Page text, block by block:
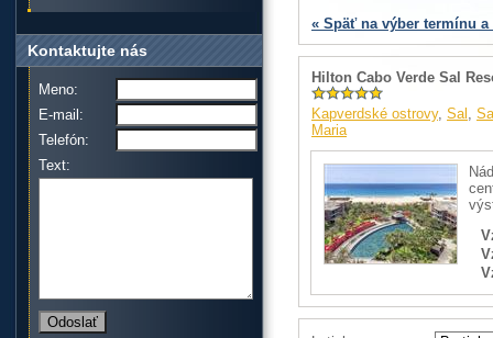
« Späť na výber termínu
Hilton Cabo Verde Sal
Kapverdské ostrovy, Sal ,
Maria
Kontaktujte nás
Meno:
E-mail:
Telefón:
Text: